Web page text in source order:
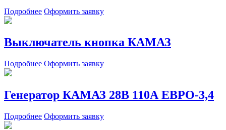
Подробнее Оформить заявку
Выключатель кнопка КАМАЗ
Подробнее Оформить заявку
Генератор КАМАЗ 28В 110А ЕВРО-3,4
Подробнее Оформить заявку